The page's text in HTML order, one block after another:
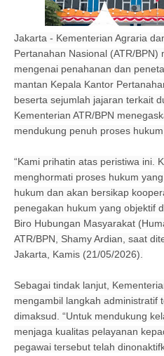
​Jakarta - Kementerian Agraria
Pertanahan Nasional (ATR/
mengenai penahanan dan
mantan Kepala Kantor
beserta sejumlah jajaran terkait
Kementerian ATR/BPN
mendukung penuh proses
“Kami prihatin atas peristiwa ini.
menghormati proses hukum
hukum dan akan bersikap
penegakan hukum yang objektif
Biro Hubungan Masyarakat
ATR/BPN, Shamy Ardian, saat
Jakarta, Kamis (21/05/2026).
Sebagai tindak lanjut,
mengambil langkah administratif
dimaksud. “Untuk mendukung
menjaga kualitas pelayanan
pegawai tersebut telah